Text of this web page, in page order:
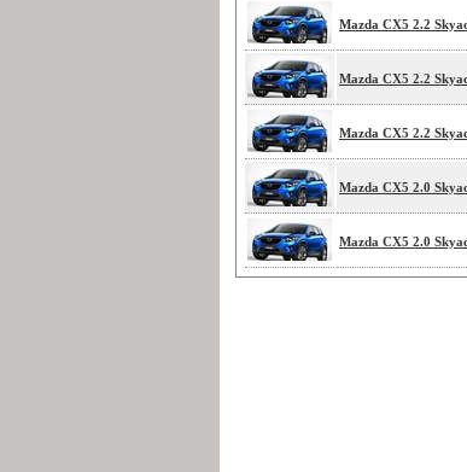
Mazda CX5 2.2
Mazda CX5 2.2
Mazda CX5 2.2
Mazda CX5 2.0
Mazda CX5 2.0